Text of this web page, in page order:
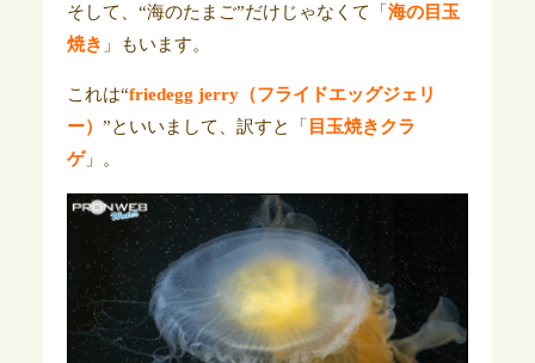
そして、“海のたまご”だけじゃなくて「海の目玉
焼き 」もいます。
これは“friedegg jerry（フライドエッグジェリ
ー） ”といいまして、訳すと「 目玉焼きクラ
ゲ」。